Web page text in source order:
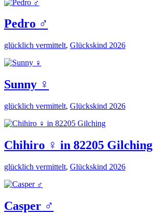
Pedro ♂️
glücklich vermittelt, Glückskind 2026
Sunny ♀️
glücklich vermittelt, Glückskind 2026
Chihiro ♀️ in 82205 Gilching
glücklich vermittelt, Glückskind 2026
Casper ♂️